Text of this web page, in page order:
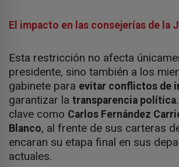
El impacto en las consejerías de la
Esta restricción no afecta
presidente, sino también a los
gabinete para evitar conflictos de
garantizar la transparencia política
clave como Carlos Fernández
Blanco, al frente de sus carteras
encaran su etapa final en sus
actuales.